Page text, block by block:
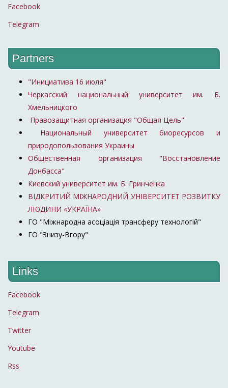
Facebook
Telegram
Partners
"Инициатива 16 июля"
Черкасский национальный университет им. Б.
Хмельницкого
Правозащитная организация "Общая Цель"
Национальный университет биоресурсов и
природопользования Украины
Общественная организация "Восстановление
Донбасса"
Киевский университет им. Б. Гринченка
ВІДКРИТИЙ МІЖНАРОДНИЙ УНІВЕРСИТЕТ РОЗВИТКУ
ЛЮДИНИ «УКРАЇНА»
ГО "Міжнародна асоціація трансферу технологій"
ГО "Знизу-Вгору"
Links
Facebook
Telegram
Twitter
Youtube
Rss